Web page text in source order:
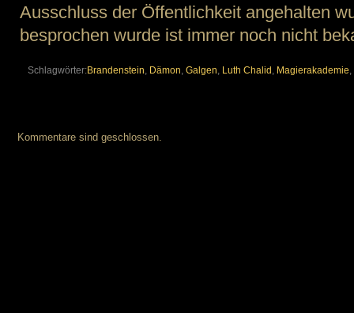
Ausschluss der Öffentlichkeit angehalten
besprochen wurde ist immer noch nicht
Schlagwörter:Brandenstein, Dämon, Galgen, Luth Chalid , Magierakademie,
Kommentare sind geschlossen.